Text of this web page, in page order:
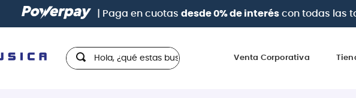
Paga conhasta 12 cuotas sin interesescon tarjetasBCP Visa,
Hola, ¿qué estas buscando?
Venta Corporativa